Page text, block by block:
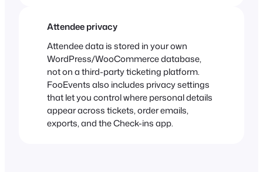
Attendee privacy
Attendee data is stored in your own
WordPress/WooCommerce database,
not on a third-party ticketing platform.
FooEvents also includes privacy settings
that let you control where personal details
appear across tickets, order emails,
exports, and the Check-ins app.